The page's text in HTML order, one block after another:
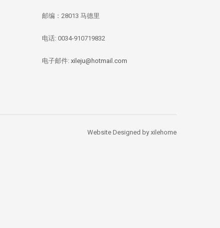
华媒：西班牙投资移
总量居榜首
【独家新闻/投资资
房价刷新记录：跌幅
邮编：28013 马德里
电话: 0034-910719832
电子邮件: xileju@hotmail.com
Website Designed by xilehome